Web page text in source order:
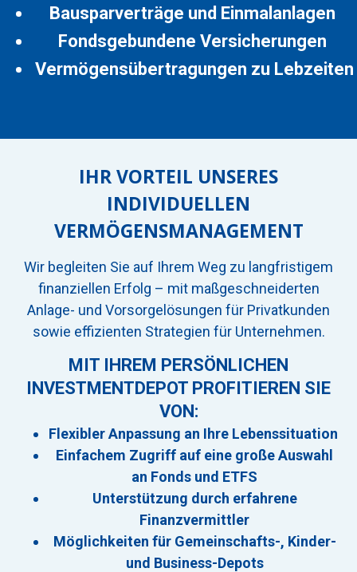
Bausparverträge und Einmalanlagen
Fondsgebundene Versicherungen
Vermögensübertragungen zu Lebzeiten
IHR VORTEIL UNSERES
INDIVIDUELLEN
VERMÖGENSMANAGEMENT
Wir begleiten Sie auf Ihrem Weg zu langfristigem
finanziellen Erfolg – mit maßgeschneiderten
Anlage- und Vorsorgelösungen für Privatkunden
sowie effizienten Strategien für Unternehmen.
MIT IHREM PERSÖNLICHEN
INVESTMENTDEPOT PROFITIEREN SIE
VON:
Flexibler Anpassung an Ihre Lebenssituation
Einfachem Zugriff auf eine große Auswahl
an Fonds und ETFS
Unterstützung durch erfahrene
Finanzvermittler
Möglichkeiten für Gemeinschafts-, Kinder-
und Business-Depots